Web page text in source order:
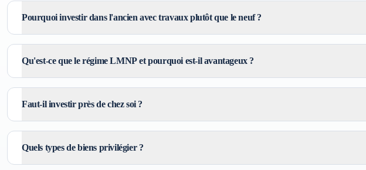
Pourquoi investir dans l'ancien avec travaux plutôt que le neuf ?
Qu'est-ce que le régime LMNP et pourquoi est-il avantageux ?
Faut-il investir près de chez soi ?
Quels types de biens privilégier ?